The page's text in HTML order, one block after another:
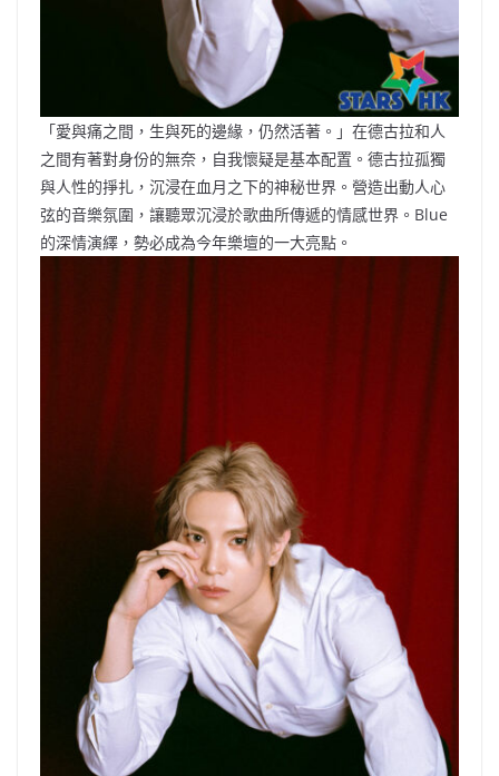
「愛與痛之間，生與死的邊緣，仍然活著。」在德古拉和人
之間有著對身份的無奈，自我懷疑是基本配置。德古拉孤獨
與人性的掙扎，沉浸在血月之下的神秘世界。營造出動人心
弦的音樂氛圍，讓聽眾沉浸於歌曲所傳遞的情感世界。Blue
的深情演繹，勢必成為今年樂壇的一大亮點。